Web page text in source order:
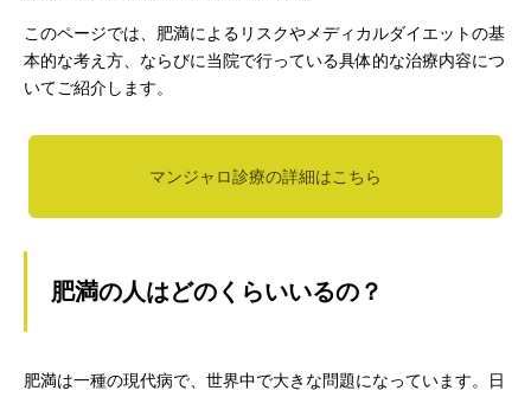
このページでは、肥満によるリスクやメディカルダイエットの基
本的な考え方、ならびに当院で行っている具体的な治療内容につ
いてご紹介します。
マンジャロ診療の詳細はこちら
肥満の人はどのくらいいるの？
肥満は一種の現代病で、世界中で大きな問題になっています。日